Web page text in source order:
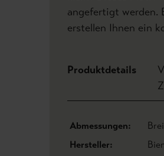
angefertigt werden.
erstellen Ihnen ein
Produktdetails
Abmessungen:
Hersteller: